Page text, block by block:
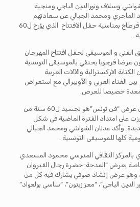
وسلاف ونورالدين الباجي ومنجية
الماجري ومحمد الجبالي عن سعادتهم
بالصعود على ركح مهرجان قرطاج بمناسبة حفل الافتتاح الذي يؤرخ ل60
.
و الموسيقي لحفل افتتاح المهرجان
فرجويا يحتفي بالموسيقى التونسية
الاركسترالية والآلات العربية
الغناء العربي و الأوبيرالي مع استعراض
خصيصا للعرض.
و أشار هشام بن عمر الى ان عرض “فن تونس”هو تجسيد ل60 سنة من
على امتداد الفترة الماضية في شكل
وأكد عدنان الشواشي ومحمد الجبالي
كلها للموسيقى التونسية .
الجاري بالمركز الثقافي المدرسي محمود المسعدي
بعرض “المدحة: حضرة رجال القيروان
وهو عرض إنشاد صوفي يشارك فيه كل من
الباجي”، “معز زيتون”، “ساسي بولعواد”